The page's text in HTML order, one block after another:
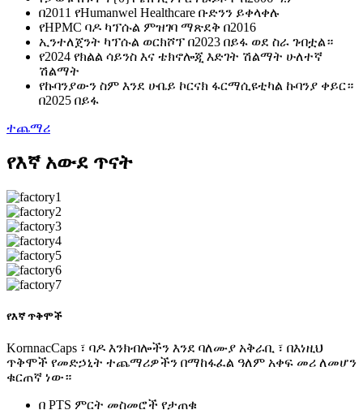
በ2011 የHumanwel Healthcare ቡድንን ይቀላቀሉ
የHPMC ባዶ ካፕሱል ምዝገባ ማጽደቅ በ2016
ኢንተለጀንት ካፕሱል ወርክሾፕ በ2023 በይፋ ወደ ስራ ገብቷል።
የ2024 የክልል ሳይንስ እና ቴክኖሎጂ እድገት ሽልማት ሁለተኛ
ሽልማት
የኩባንያውን ስም እንደ ሁቤይ ኮርናክ ፋርማሲዩቲካል ኩባንያ ቀይር።
በ2025 በይፋ
ተጨማሪ
የእኛ አውደ ጥናት
የእኛ ጥቅሞች
KornnacCaps ፣ ባዶ እንክብሎችን እንደ ባለሙያ አቅራቢ ፣ በእነዚህ
ጥቅሞች የመድኃኒት ተጨማሪዎችን በማከፋፈል ዓለም አቀፍ መሪ ለመሆን
ቁርጠኛ ነው።
በ PTS ምርት መስመሮች የታጠቁ